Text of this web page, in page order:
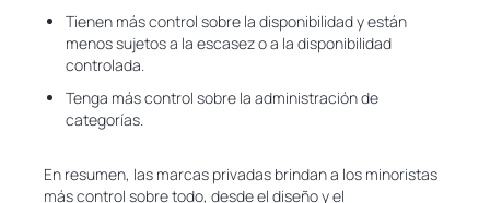
Tienen más control sobre la disponibilidad y están
menos sujetos a la escasez o a la disponibilidad
controlada.
Tenga más control sobre la administración de
categorías.
En resumen, las marcas privadas brindan a los minoristas
más control sobre todo, desde el diseño y el